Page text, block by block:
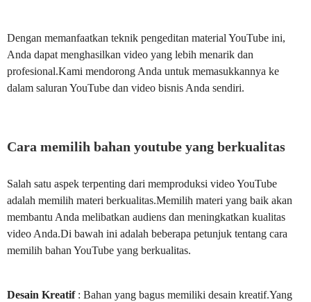
Dengan memanfaatkan teknik pengeditan material YouTube ini,
Anda dapat menghasilkan video yang lebih menarik dan
profesional.Kami mendorong Anda untuk memasukkannya ke
dalam saluran YouTube dan video bisnis Anda sendiri.
Cara memilih bahan youtube yang berkualitas
Salah satu aspek terpenting dari memproduksi video YouTube
adalah memilih materi berkualitas.Memilih materi yang baik akan
membantu Anda melibatkan audiens dan meningkatkan kualitas
video Anda.Di bawah ini adalah beberapa petunjuk tentang cara
memilih bahan YouTube yang berkualitas.
Desain Kreatif : Bahan yang bagus memiliki desain kreatif.Yang